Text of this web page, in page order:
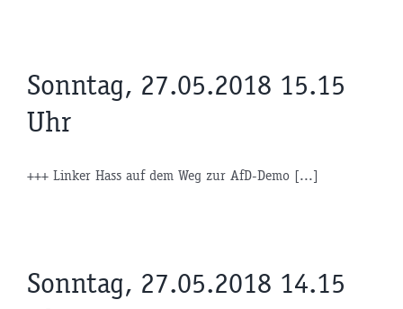
Sonntag, 27.05.2018 15.15
Uhr
+++ Linker Hass auf dem Weg zur AfD-Demo [...]
Sonntag, 27.05.2018 14.15